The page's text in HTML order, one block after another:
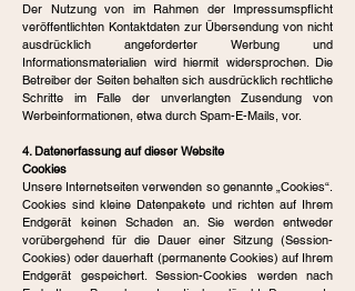
Der Nutzung von im Rahmen der Impressumspflicht
veröffentlichten Kontaktdaten zur Übersendung von nicht
ausdrücklich angeforderter Werbung und
Informationsmaterialien wird hiermit widersprochen. Die
Betreiber der Seiten behalten sich ausdrücklich rechtliche
Schritte im Falle der unverlangten Zusendung von
Werbeinformationen, etwa durch Spam-E-Mails, vor.
4. Datenerfassung auf dieser Website
Cookies
Unsere Internetseiten verwenden so genannte „Cookies“.
Cookies sind kleine Datenpakete und richten auf Ihrem
Endgerät keinen Schaden an. Sie werden entweder
vorübergehend für die Dauer einer Sitzung (Session-
Cookies) oder dauerhaft (permanente Cookies) auf Ihrem
Endgerät gespeichert. Session-Cookies werden nach